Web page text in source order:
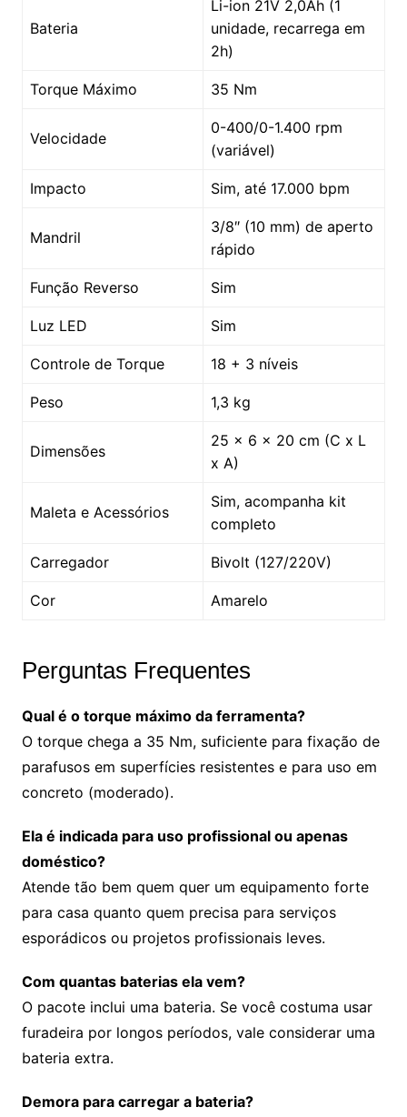
Bateria
Li-ion 21V 2,0Ah (1
unidade, recarrega em
2h)
Torque Máximo 35 Nm
Velocidade
0-400/0-1.400 rpm
(variável)
Impacto Sim, até 17.000 bpm
Mandril
3/8″ (10 mm) de aperto
rápido
Função Reverso Sim
Luz LED Sim
Controle de Torque 18 + 3 níveis
Peso 1,3 kg
Dimensões
25 x 6 x 20 cm (C x L
x A)
Maleta e Acessórios
Sim, acompanha kit
completo
Carregador Bivolt (127/220V)
Cor Amarelo
Perguntas Frequentes
Qual é o torque máximo da ferramenta?
O torque chega a 35 Nm, suficiente para fixação de
parafusos em superfícies resistentes e para uso em
concreto (moderado).
Ela é indicada para uso profissional ou apenas
doméstico?
Atende tão bem quem quer um equipamento forte
para casa quanto quem precisa para serviços
esporádicos ou projetos profissionais leves.
Com quantas baterias ela vem?
O pacote inclui uma bateria. Se você costuma usar
furadeira por longos períodos, vale considerar uma
bateria extra.
Demora para carregar a bateria?